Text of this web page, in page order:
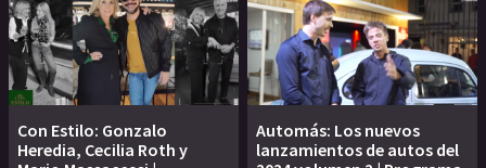
Con Estilo: Gonzalo
Heredia, Cecilia Roth y
Automás: Los nuevos
lanzamientos de autos del